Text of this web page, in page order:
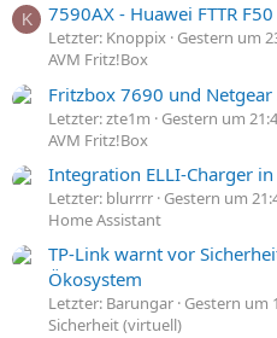
K 7590AX - Huawei FTTR
Letzter: Knoppix Gestern um
AVM Fritz!Box
Fritzbox 7690 und Netgear
Letzter: zte1m
Gestern um
AVM Fritz!Box
Integration ELLI-Charger in
Letzter: blurrrr Gestern um
Home Assistant
TP-Link warnt vor
Ökosystem
Letzter: Barungar Gestern um
Sicherheit (virtuell)